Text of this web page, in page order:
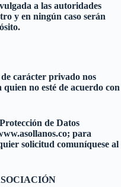
a las autoridades
y en ningún caso serán
carácter privado nos
no esté de acuerdo con
de Datos
para
solicitud comuníquese al